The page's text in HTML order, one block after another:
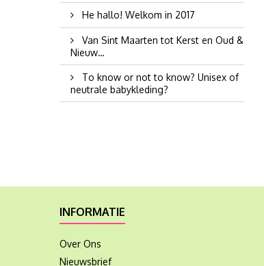
He hallo! Welkom in 2017
Van Sint Maarten tot Kerst en Oud &
Nieuw…
To know or not to know? Unisex of
neutrale babykleding?
INFORMATIE
Over Ons
Nieuwsbrief